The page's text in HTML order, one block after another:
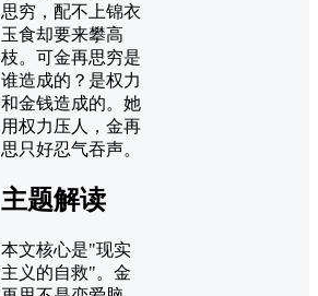
思穷，配不上锦衣
玉食却要来攀高
枝。可金再思穷是
谁造成的？是权力
和金钱造成的。她
用权力压人，金再
思只好忍气吞声。
主题解读
本文核心是"现实
主义的自救"。金